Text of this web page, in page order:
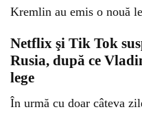
Kremlin au emis o nouă
Netflix şi Tik Tok
Rusia, după ce
lege
În urmă cu doar câteva